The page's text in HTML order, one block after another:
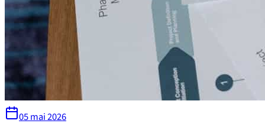
05 mai 2026